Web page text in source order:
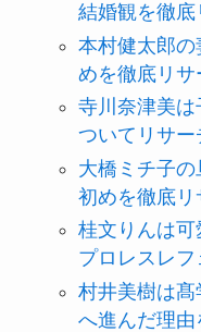
結婚観を徹底
本村健太郎
めを徹底リサ
寺川奈津美
ついてリサー
大橋ミチ子
初めを徹底リ
桂文りんは可
プロレスレフ
村井美樹は
へ進んだ理由